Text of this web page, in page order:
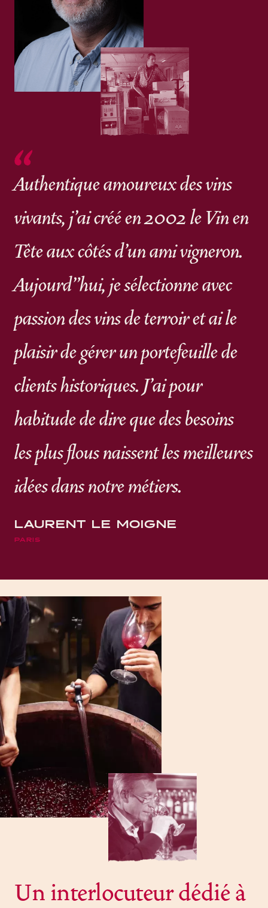
Authentique amoureux des vins
vivants, j'ai créé en 2002 le Vin en
Tête aux côtés d'un ami vigneron.
Aujourd"hui, je sélectionne avec
passion des vins de terroir et ai le
plaisir de gérer un portefeuille de
clients historiques. J'ai pour
habitude de dire que des besoins
les plus flous naissent les meilleures
idées dans notre métiers.
LAURENT LE MOIGNE
PARIS
Un interlocuteur dédié à